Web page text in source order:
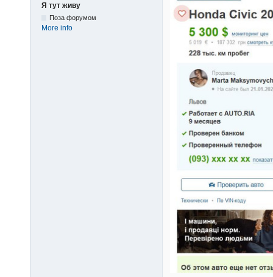
Я тут живу
Поза форумом
More info